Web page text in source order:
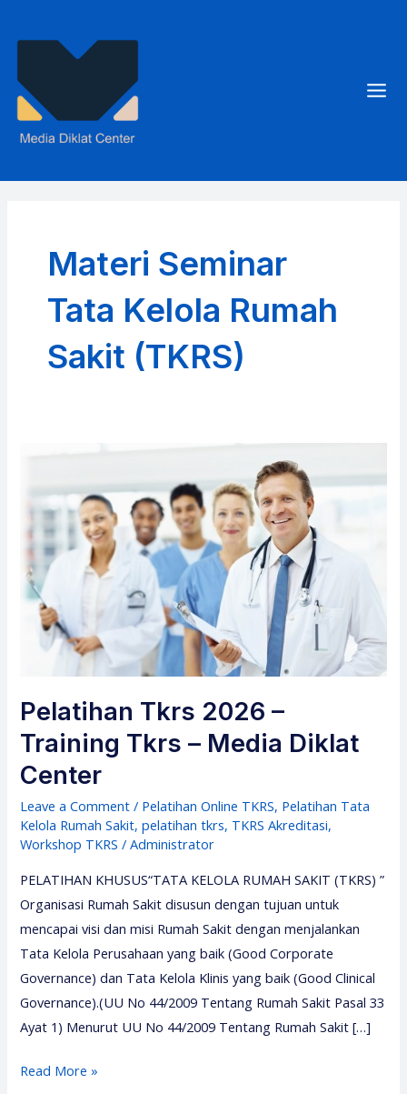
Materi Seminar
Tata Kelola Rumah
Sakit (TKRS)
Pelatihan Tkrs 2026 –
Training Tkrs – Media Diklat
Center
Leave a Comment / Pelatihan Online TKRS, Pelatihan Tata
Kelola Rumah Sakit,pelatihan tkrs, TKRS Akreditasi,
Workshop TKRS /Administrator
PELATIHAN KHUSUS“TATA KELOLA RUMAH SAKIT (TKRS) ”
Organisasi Rumah Sakit disusun dengan tujuan untuk
mencapai visi dan misi Rumah Sakit dengan menjalankan
Tata Kelola Perusahaan yang baik (Good Corporate
Governance) dan Tata Kelola Klinis yang baik (Good Clinical
Governance).(UU No 44/2009 Tentang Rumah Sakit Pasal 33
Ayat 1) Menurut UU No 44/2009 Tentang Rumah Sakit […]
Pelatihan
Read More »